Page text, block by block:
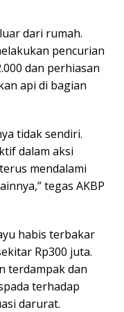
dari rumah.
pencurian
dan perhiasan
api di bagian
tidak sendiri.
dalam aksi
mendalami
tegas AKBP
habis terbakar
Rp300 juta.
terdampak dan
terhadap
darurat.